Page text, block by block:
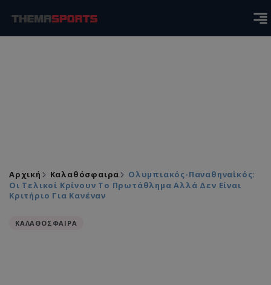
Αρχική Καλαθόσφαιρα
Ολυμπιακός-Παναθηναϊκός:
Οι Τελικοί Κρίνουν Το Πρωτάθλημα Αλλά Δεν Είναι
Κριτήριο Για Κανέναν
ΚΑΛΑΘΟΣΦΑΙΡΑ